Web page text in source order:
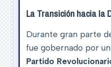
La Transición hacia la
Durante gran parte
fue gobernado por
Partido